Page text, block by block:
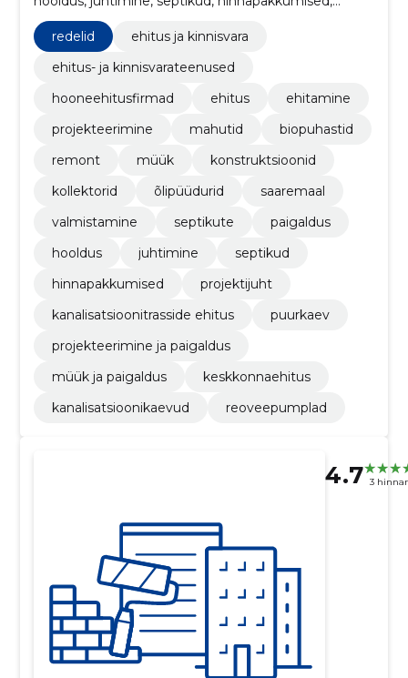
redelid
ehitus ja kinnisvara
ehitus- ja kinnisvarateenused
hooneehitusfirmad
ehitus
ehitamine
projekteerimine
mahutid
biopuhastid
remont
müük
konstruktsioonid
kollektorid
õlipüüdurid
saaremaal
valmistamine
septikute
paigaldus
hooldus
juhtimine
septikud
hinnapakkumised
projektijuht
kanalisatsioonitrasside ehitus
puurkaev
projekteerimine ja paigaldus
müük ja paigaldus
keskkonnaehitus
kanalisatsioonikaevud
reoveepumplad
4.7 3